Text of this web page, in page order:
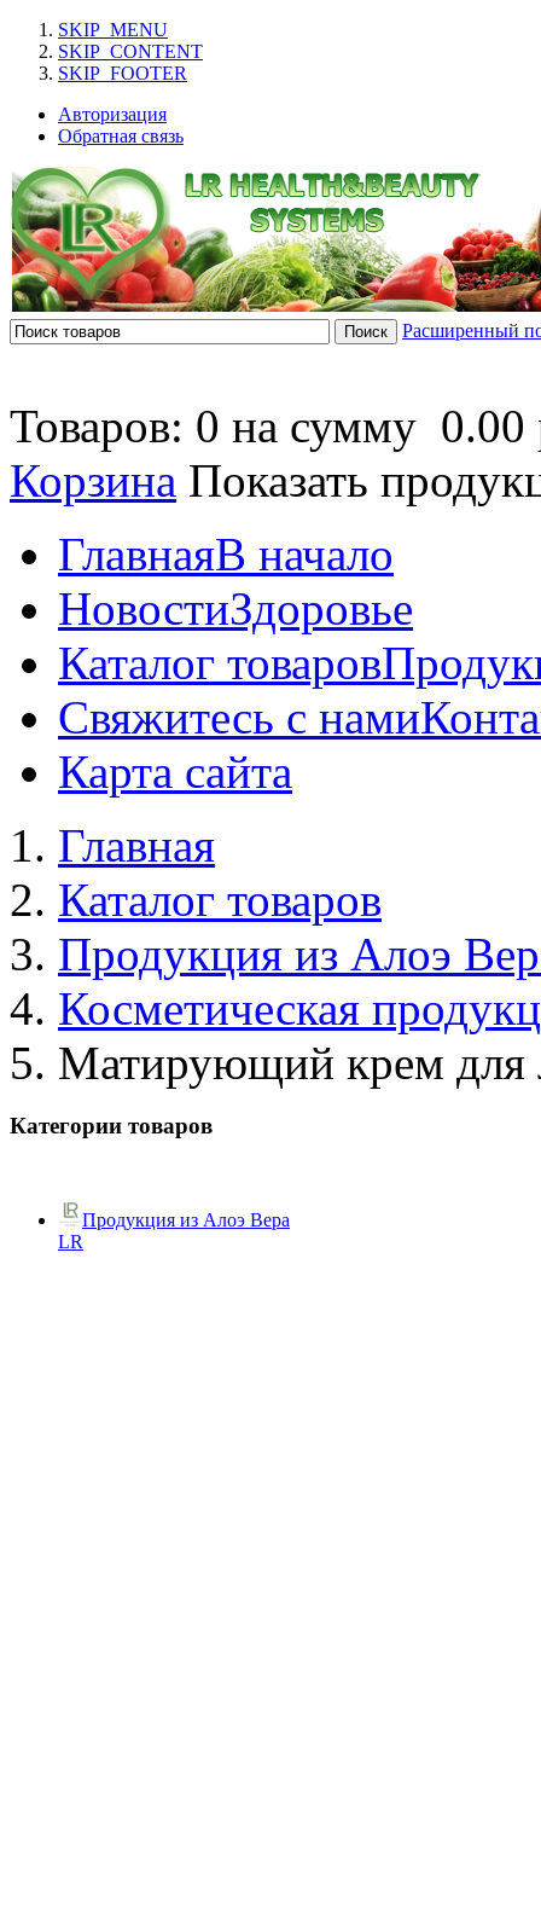
SKIP_MENU
SKIP_CONTENT
SKIP_FOOTER
Авторизация
Обратная связь
Расширенный
Товаров: 0 на сумму 0.00
Корзина Показать
ГлавнаяВ начало
НовостиЗдоровье
Каталог товаров
Свяжитесь с нами
Карта сайта
Главная
Каталог товаров
Продукция из Алоэ
Косметическая
Матирующий крем для
Категории товаров
Продукция из Алоэ Вера
LR